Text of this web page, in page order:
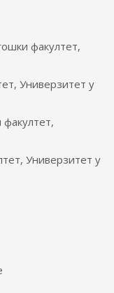
факултет,
Универзитет у
Универзитет у